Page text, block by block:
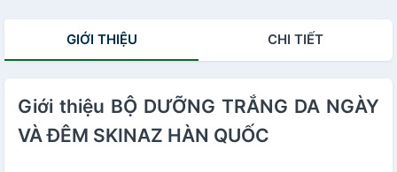
GIỚI THIỆU CHI TIẾT
Giới thiệu BỘ DƯỠNG TRẮNG DA NGÀY
VÀ ĐÊM SKINAZ HÀN QUỐC